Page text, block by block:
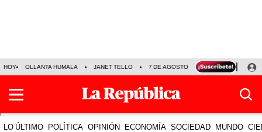
HOY OLLANTA HUMALA JANET TELLO 7 DE AGOSTO TINKA RESULTADOS
LO ÚLTIMO POLÍTICA OPINIÓN ECONOMÍA SOCIEDAD MUNDO